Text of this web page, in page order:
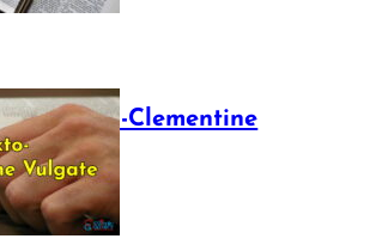
The Sixto-Clementine
Vulgate
July 12, 2025